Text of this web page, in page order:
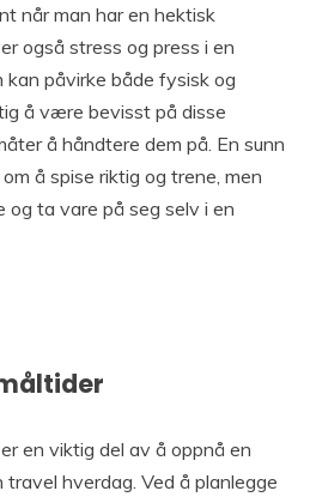
når man har en hektisk
også stress og press i en
påvirke både fysisk og
å være bevisst på disse
å håndtere dem på. En sunn
å spise riktig og trene, men
og ta vare på seg selv i en
en viktig del av å oppnå en
travel hverdag. Ved å planlegge